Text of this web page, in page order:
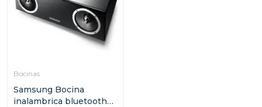
Bocinas
Samsung Bocina
inalambrica bluetooth